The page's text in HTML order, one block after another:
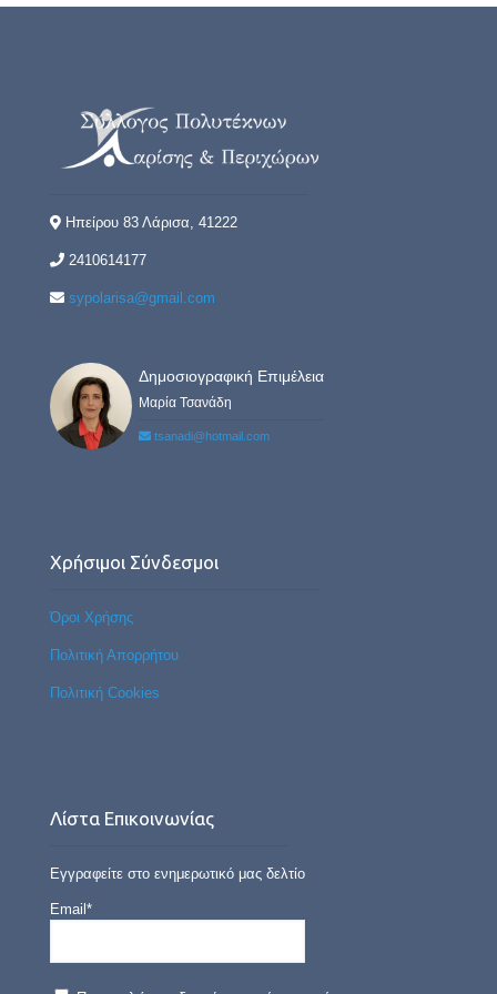
Ηπείρου 83 Λάρισα, 41222
2410614177
sypolarisa@gmail.com
Δημοσιογραφική Επιμέλεια
Μαρία Τσανάδη
tsanadi@hotmail.com
Χρήσιμοι Σύνδεσμοι
Όροι Χρήσης
Πολιτική Απορρήτου
Πολιτική Cookies
Λίστα Επικοινωνίας
Εγγραφείτε στο ενημερωτικό μας δελτίο
Email*